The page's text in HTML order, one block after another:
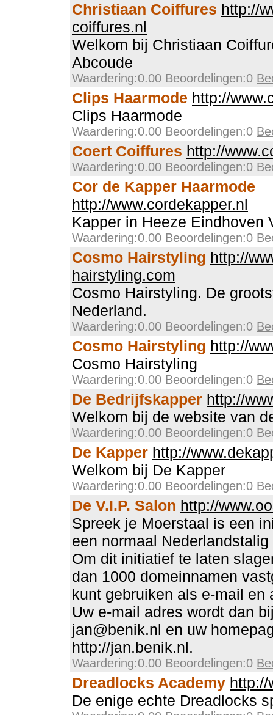
Christiaan Coiffures http://
coiffures.nl
Welkom bij Christiaan
Abcoude
Waardering:0.00 Beoordelingen:0
Clips Haarmode http://
Clips Haarmode
Waardering:0.00 Beoordelingen:0
Coert Coiffures http://
Waardering:0.00 Beoordelingen:0
Cor de Kapper Haarmode
http://www.cordekapper.nl
Kapper in Heeze Eindhoven
Waardering:0.00 Beoordelingen:0
Cosmo Hairstyling http://
hairstyling.com
Cosmo Hairstyling. De
Nederland.
Waardering:0.00 Beoordelingen:0
Cosmo Hairstyling http://
Cosmo Hairstyling
Waardering:0.00 Beoordelingen:0
De Bedrijfskapper http://
Welkom bij de website van
Waardering:0.00 Beoordelingen:0
De Kapper http://
Welkom bij De Kapper
Waardering:0.00 Beoordelingen:0
De V.I.P. Salon http://
Spreek je Moerstaal is een
een normaal
Om dit initiatief te laten
dan 1000 domeinnamen
kunt gebruiken als e-mail en
Uw e-mail adres wordt dan
jan@benik.nl en uw
http://jan.benik.nl.
Waardering:0.00 Beoordelingen:0
Dreadlocks Academy http://
De enige echte Dreadlocks